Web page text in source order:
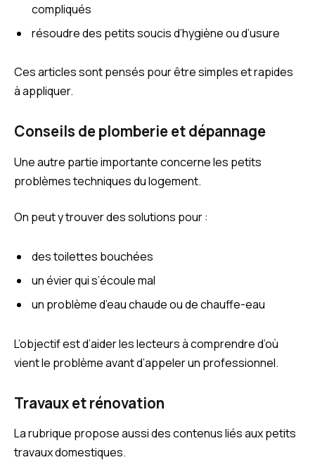
compliqués
résoudre des petits soucis d’hygiène ou d’usure
Ces articles sont pensés pour être simples et rapides
à appliquer.
Conseils de plomberie et dépannage
Une autre partie importante concerne les petits
problèmes techniques du logement.
On peut y trouver des solutions pour :
des toilettes bouchées
un évier qui s’écoule mal
un problème d’eau chaude ou de chauffe-eau
L’objectif est d’aider les lecteurs à comprendre d’où
vient le problème avant d’appeler un professionnel.
Travaux et rénovation
La rubrique propose aussi des contenus liés aux petits
travaux domestiques.